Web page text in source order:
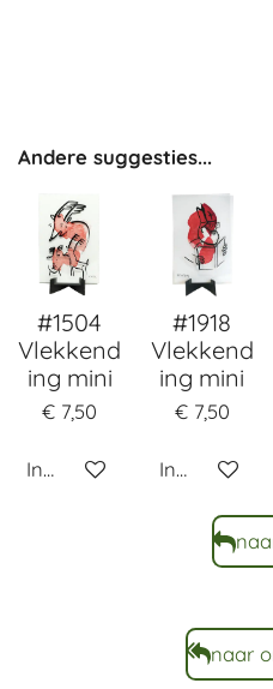
Andere suggesties...
#1504
Vlekkend
ing mini
€ 7,50
In winkelwagen
#1918
Vlekkend
ing mini
€ 7,50
In
naar